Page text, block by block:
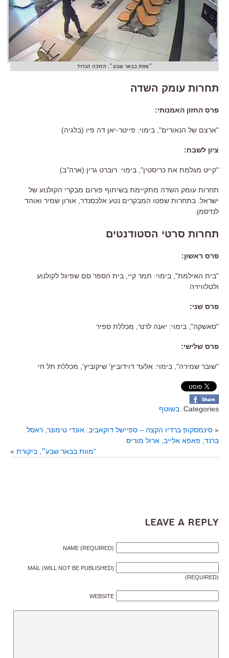
״מוות בבאר שבע״. הזוכה הגדול
תחרות עומק השדה
פרס החזון האמנותי:
"ארצם של הנאורים", בימוי: פייטר-יאן דה פיו (בלגיה)
ציון לשבח:
"קייט מגלמת את כריסטין", בימוי: רוברט גרין (ארה"ב)
תחרות עומק השדה מתקיימת בשיתוף פורום מבקרי הקולנוע של
ישראל. בתחרות שפטו המבקרים נטע אלכסנדר, אורון שמיר ואוהד
לנדסמן.
תחרות סרטי הסטודנטים
פרס ראשון:
"בית האילמת", בימוי: תמר קיי, בית הספר סם שפיגל לקולנוע
ולטלוויזיה
פרס שני:
"סאשקה", בימוי: יאנה לרנר, מכללת ספיר
פרס שלישי:
"שובר שמירה", בימוי: אלעד דוידוביץ' שיקוביץ', מכללת תל חי
Categories: בשוטף
« סינמסקופ ברדיו הקצה – ספיישל דוקאביב: אונדי טימונר, ראסל
ברנד, פאפא אלייב, ארול מוריס
"מוות בבאר שבע״, ביקורת »
Leave a Reply
NAME (REQUIRED)
MAIL (WILL NOT BE PUBLISHED)
(REQUIRED)
WEBSITE